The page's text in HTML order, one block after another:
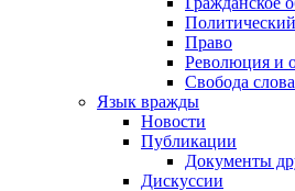
Право
Революция и
Свобода слова
Язык вражды
Новости
Публикации
Документы
Дискуссии